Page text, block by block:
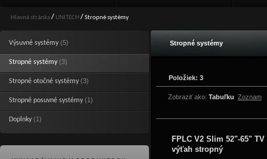
Hlavná stránka/ UNITECH / Stropné systémy
Výsuvné systémy (5)
Stropné systémy (3)
Stropné otočné systémy (3)
Stropné posuvné systémy (1)
Doplnky (1)
Stropné systémy
Položiek: 3
Zobraziť ako: Tabuľku Zoznam
FPLC V2 Slim 52"-65" TV
výťah stropný